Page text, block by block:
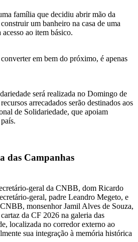
família que decidiu abrir mão da
um banheiro na casa de uma
ao item básico.
em bem do próximo, é apenas
será realizada no Domingo de
arrecadados serão destinados aos
de Solidariedade, que apoiam
das Campanhas
geral da CNBB, dom Ricardo
geral, padre Leandro Megeto, e
monsenhor Jamil Alves de Souza,
da CF 2026 na galeria das
localizada no corredor externo ao
sua integração à memória histórica